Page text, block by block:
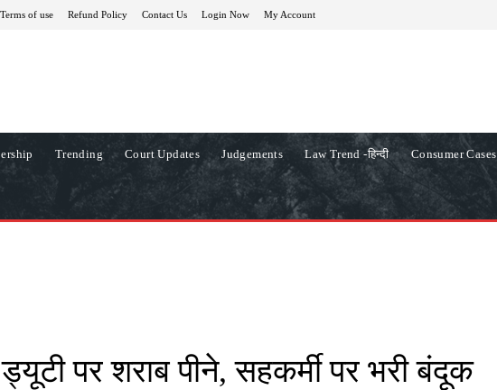
Terms of use Refund Policy Contact Us Login Now My Account
Trending Court Updates Judgements Law Trend -हिन्दी Consumer Cases
ड्यूटी पर शराब पीने, सहकर्मी पर भरी बंदूक